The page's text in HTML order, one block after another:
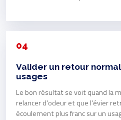
04
Valider un retour
usages
Le bon résultat se voit quand la
relancer d'odeur et que l'évier
écoulement plus franc sur un